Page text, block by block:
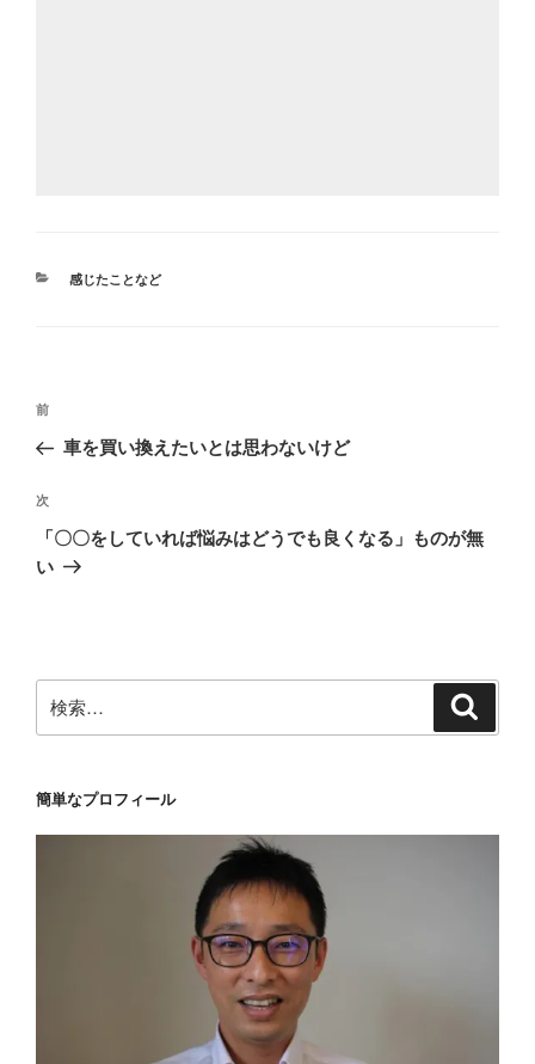
カ
感じたことなど
投
ナ
ビ
ゲ
ー
前
の
稿
前
車を買い換えたいとは思わないけど
次
の
投
次
「〇〇をしていれば悩みはどうでも良くなる」ものが無
い
索:
簡単なプロフィール